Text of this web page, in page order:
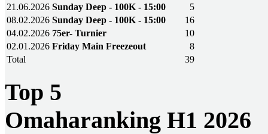
21.06.2026 Sunday Deep - 100K - 15:00
5
08.02.2026 Sunday Deep - 100K - 15:00
16
04.02.2026 75er- Turnier
10
02.01.2026 Friday Main Freezeout
8
Total
39
Top 5
Omaharanking H1 2026